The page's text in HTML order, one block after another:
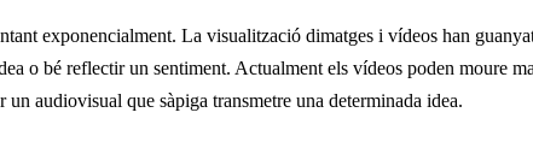
exponencialment. La visualització dimatges i vídeos han
o bé reflectir un sentiment. Actualment els vídeos poden moure
audiovisual que sàpiga transmetre una determinada idea.